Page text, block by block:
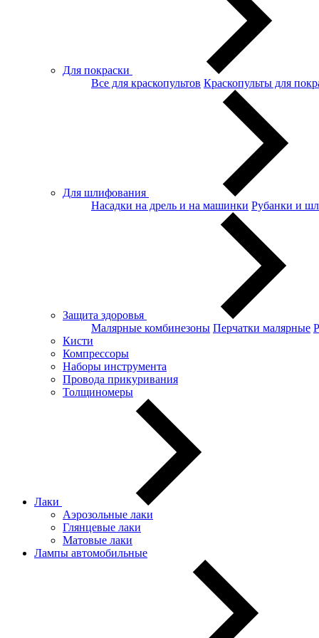
Для покраски
Все для краскопультов Краскопульты для
Для шлифования
Насадки на дрель и на машинки Рубанки и
Защита здоровья
Малярные комбинезоны Перчатки малярные
Кисти
Компрессоры
Наборы инструмента
Провода прикуривания
Толщиномеры
Лаки
Аэрозольные лаки
Глянцевые лаки
Матовые лаки
Лампы автомобильные